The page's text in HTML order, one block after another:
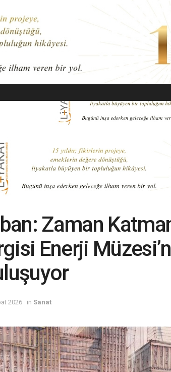
İŞ DÜNYASI EKONOMI MODA GÜZELLIK
Zaman
Enerji
2026 in Sanat